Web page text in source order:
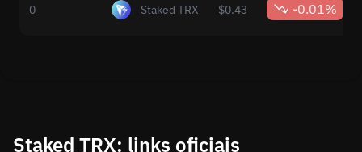
0 Staked TRX $0.43 -0.01%
Staked TRX: links oficiais